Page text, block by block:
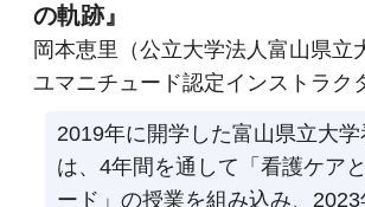
の軌跡』
岡本恵里（公立大学法人富山県立
ユマニチュード認定インストラク
2019年に開学した富山県立大
は、4年間を通して「看護ケア
ード」の授業を組み込み、